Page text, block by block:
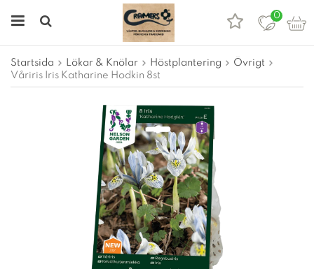
0
Startsida Lökar & Knölar Höstplantering
Övrigt
Våriris Iris Katharine Hodkin 8st